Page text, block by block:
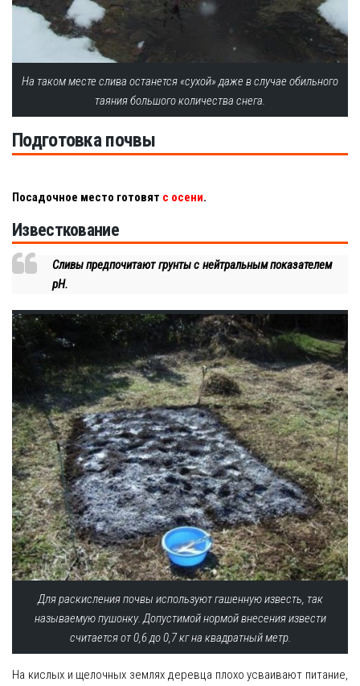
На таком месте слива останется «сухой» даже в случае обильного
таяния большого количества снега.
Подготовка почвы
Посадочное место готовят с осени.
Известкование
Сливы предпочитают грунты с нейтральным показателем
pH.
Для раскисления почвы используют гашенную известь, так
называемую пушонку. Допустимой нормой внесения извести
считается от 0,6 до 0,7 кг на квадратный метр.
На кислых и щелочных землях деревца плохо усваивают питание,